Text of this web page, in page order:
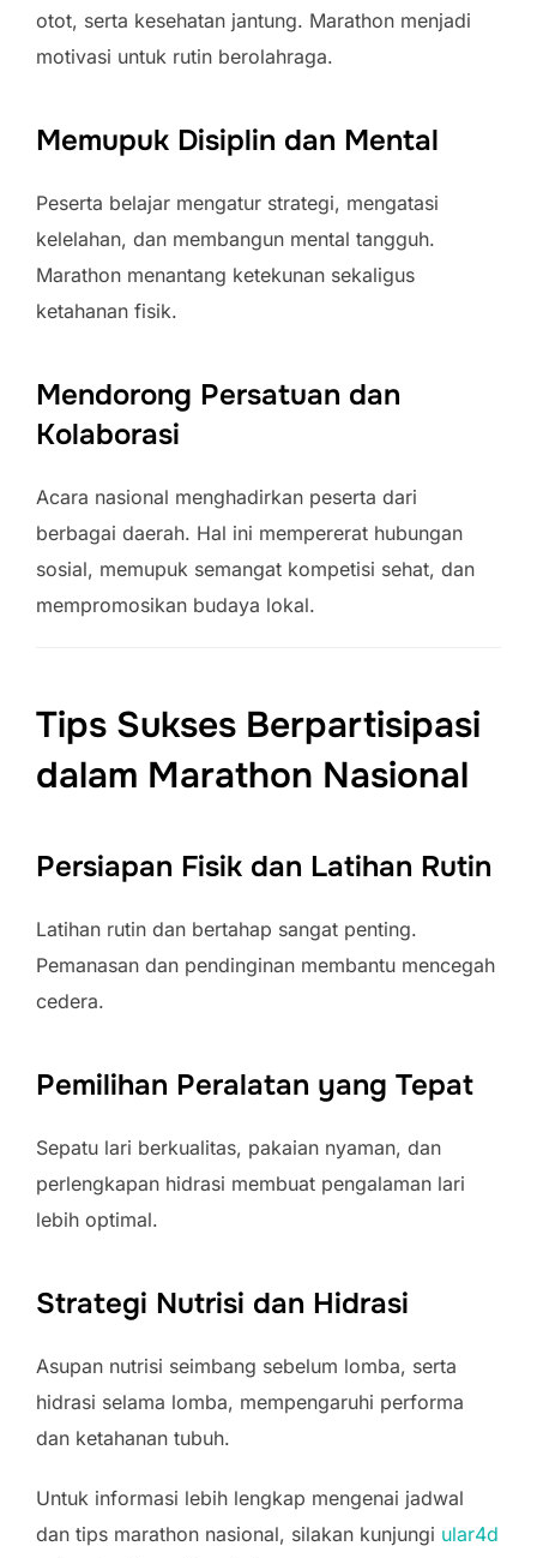
otot, serta kesehatan jantung. Marathon menjadi
motivasi untuk rutin berolahraga.
Memupuk Disiplin dan Mental
Peserta belajar mengatur strategi, mengatasi
kelelahan, dan membangun mental tangguh.
Marathon menantang ketekunan sekaligus
ketahanan fisik.
Mendorong Persatuan dan
Kolaborasi
Acara nasional menghadirkan peserta dari
berbagai daerah. Hal ini mempererat hubungan
sosial, memupuk semangat kompetisi sehat, dan
mempromosikan budaya lokal.
Tips Sukses Berpartisipasi
dalam Marathon Nasional
Persiapan Fisik dan Latihan Rutin
Latihan rutin dan bertahap sangat penting.
Pemanasan dan pendinginan membantu mencegah
cedera.
Pemilihan Peralatan yang Tepat
Sepatu lari berkualitas, pakaian nyaman, dan
perlengkapan hidrasi membuat pengalaman lari
lebih optimal.
Strategi Nutrisi dan Hidrasi
Asupan nutrisi seimbang sebelum lomba, serta
hidrasi selama lomba, mempengaruhi performa
dan ketahanan tubuh.
Untuk informasi lebih lengkap mengenai jadwal
dan tips marathon nasional, silakan kunjungi ular4d